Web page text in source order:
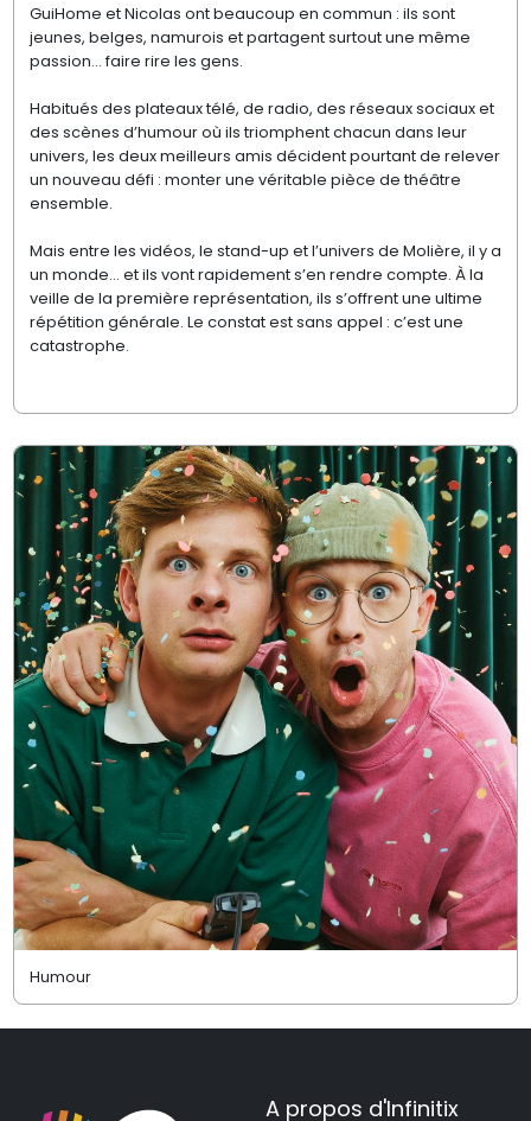
GuiHome et Nicolas ont beaucoup en commun : ils sont
jeunes, belges, namurois et partagent surtout une même
passion… faire rire les gens.
Habitués des plateaux télé, de radio, des réseaux sociaux et
des scènes d’humour où ils triomphent chacun dans leur
univers, les deux meilleurs amis décident pourtant de relever
un nouveau défi : monter une véritable pièce de théâtre
ensemble.
Mais entre les vidéos, le stand-up et l’univers de Molière, il y a
un monde… et ils vont rapidement s’en rendre compte. À la
veille de la première représentation, ils s’offrent une ultime
répétition générale. Le constat est sans appel : c’est une
catastrophe.
Humour
A propos d'Infinitix